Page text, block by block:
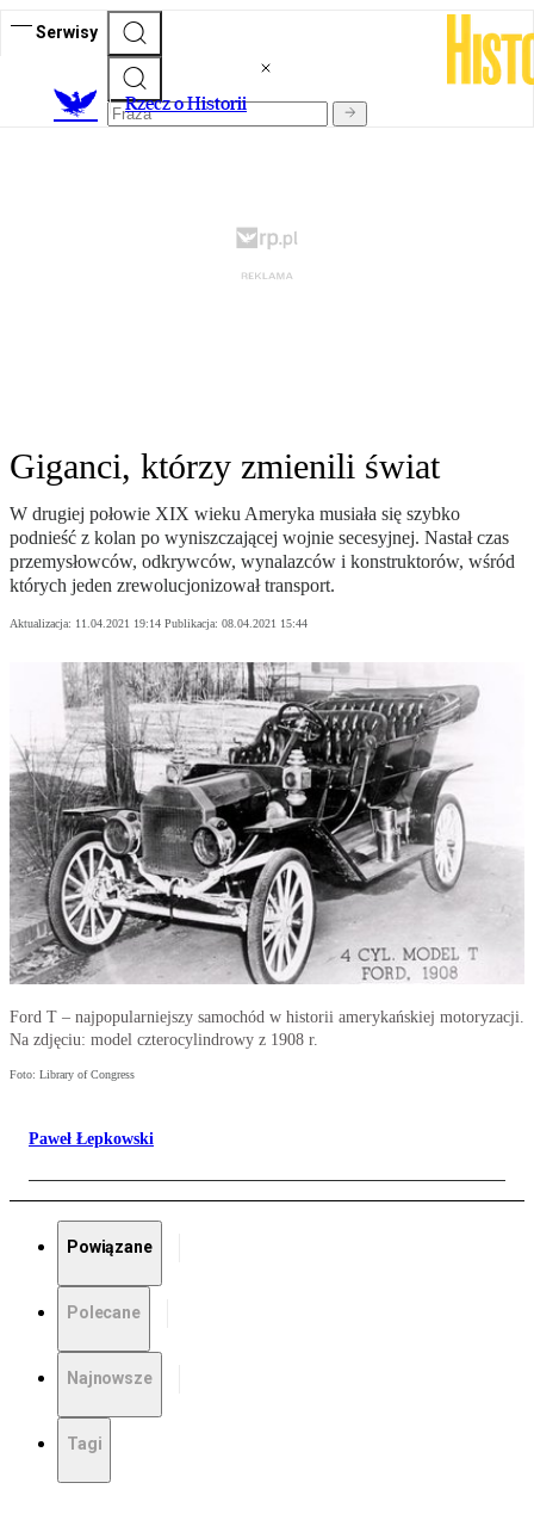
Serwisy
Rzecz o Historii
Giganci, którzy zmienili świat
W drugiej połowie XIX wieku Ameryka musiała się szybko
podnieść z kolan po wyniszczającej wojnie secesyjnej. Nastał czas
przemysłowców, odkrywców, wynalazców i konstruktorów, wśród
których jeden zrewolucjonizował transport.
Aktualizacja: 11.04.2021 19:14 Publikacja: 08.04.2021 15:44
Ford T – najpopularniejszy samochód w historii amerykańskiej motoryzacji.
Na zdjęciu: model czterocylindrowy z 1908 r.
Foto: Library of Congress
Paweł Łepkowski
Powiązane
Polecane
Najnowsze
Tagi